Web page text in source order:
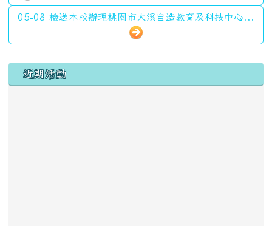
05-08 檢送本校辦理桃園市大溪自造教育及科技中心...
左邊區域內容
近期活動